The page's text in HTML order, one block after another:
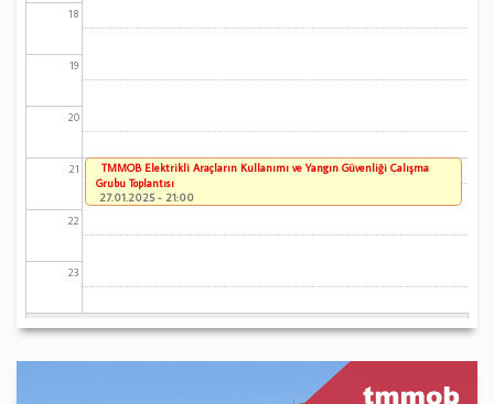
18
19
20
21
22
23
TMMOB Elektrikli Araçların Kullanımı ve Yangın Güvenliği Çalışma
Grubu Toplantısı
27.01.2025 - 21:00